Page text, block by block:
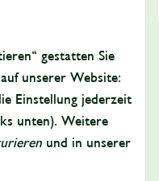
gestatten Sie
unserer Website:
Einstellung jederzeit
unten). Weitere
und in unserer